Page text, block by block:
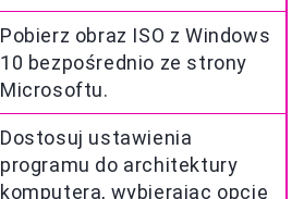
Pobierz obraz ISO z Windows
10 bezpośrednio ze strony
Microsoftu.
Dostosuj ustawienia
programu do architektury
komputera, wybierając opcję